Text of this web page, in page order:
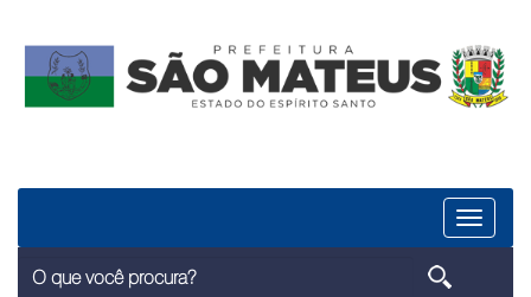
Menu